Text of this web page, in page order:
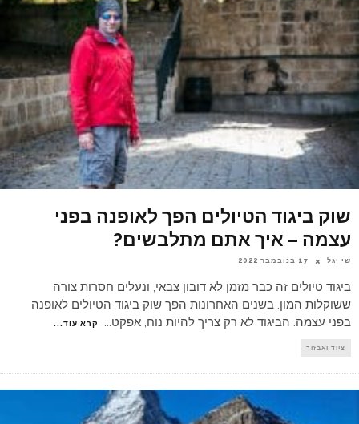
שוק ביגוד הטיולים הפך לאופנה בפני
עצמה – איך אתם מתלבשים?
שי יגל 17 בנובמבר 2022
ביגוד טיולים זה כבר מזמן לא דובון צבאי, ונעלים חסרות צורה
ששוקלות המון. בשנים האחרונות הפך שוק ביגוד הטיולים לאופנה
בפני עצמה. הביגוד לא רק צריך להיות נוח, אפקט... קרא עוד...
ציוד ואבזור